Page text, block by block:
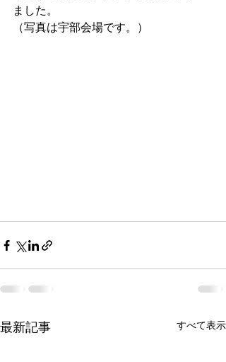
ました。
（写真は宇部会場です。）
最新記事 すべて表示